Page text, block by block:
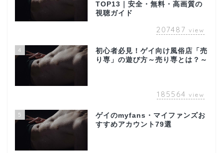
TOP13｜安全・無料・高画質の
視聴ガイド
207487 view
4
初心者必見！ゲイ向け風俗店「売
り専」の遊び方～売り専とは？～
185564 view
5
ゲイのmyfans・マイファンズお
すすめアカウント79選